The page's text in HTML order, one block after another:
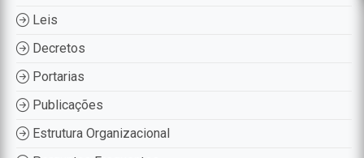
Leis
Decretos
Portarias
Publicações
Estrutura Organizacional